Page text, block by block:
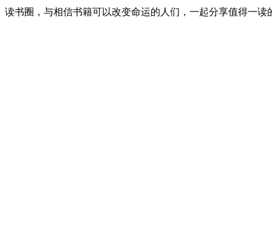
读书圈，与相信书籍可以改变命运的人们，一起分享值得一读